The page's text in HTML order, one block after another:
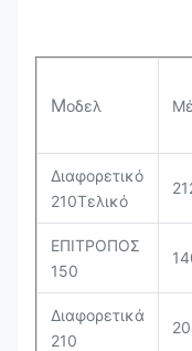
Μοδελ
Διαφορετικό
210Τελικό
ΕΠΙΤΡΟΠΟΣ
150
Διαφορετικά
210